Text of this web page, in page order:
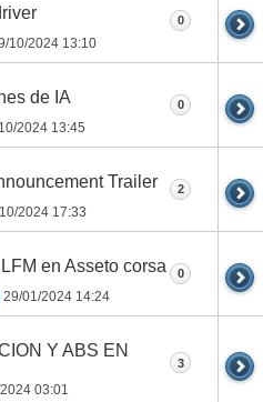
10/2024 13:10
0
de IA
2024 13:45
0
Trailer
2024 17:33
2
en Asseto corsa
29/01/2024 14:24
0
Y ABS EN
03:01
3